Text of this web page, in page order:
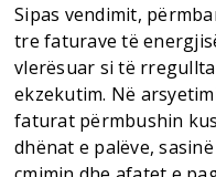
Sipas vendimit,
tre faturave të
vlerësuar si të
ekzekutim. Në
faturat përmbushin
dhënat e palëve,